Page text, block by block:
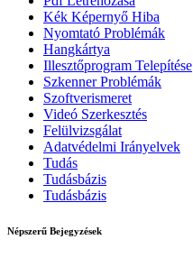
Kék Képernyő Hiba
Nyomtató Problémák
Hangkártya
Illesztőprogram Telepítése
Szkenner Problémák
Szoftverismeret
Videó Szerkesztés
Felülvizsgálat
Adatvédelmi Irányelvek
Tudás
Tudásbázis
Tudásbázis
Népszerű Bejegyzések